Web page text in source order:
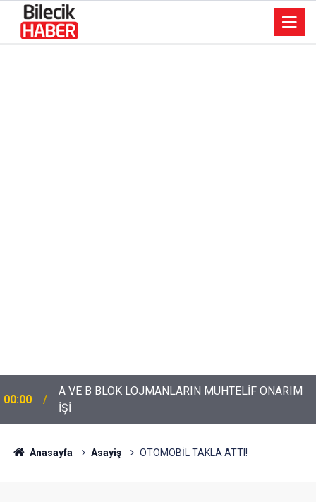
00:00
A VE B BLOK LOJMANLARIN MUHTELİF ONARIM
İŞİ
Anasayfa Asayiş OTOMOBİL TAKLA ATTI!